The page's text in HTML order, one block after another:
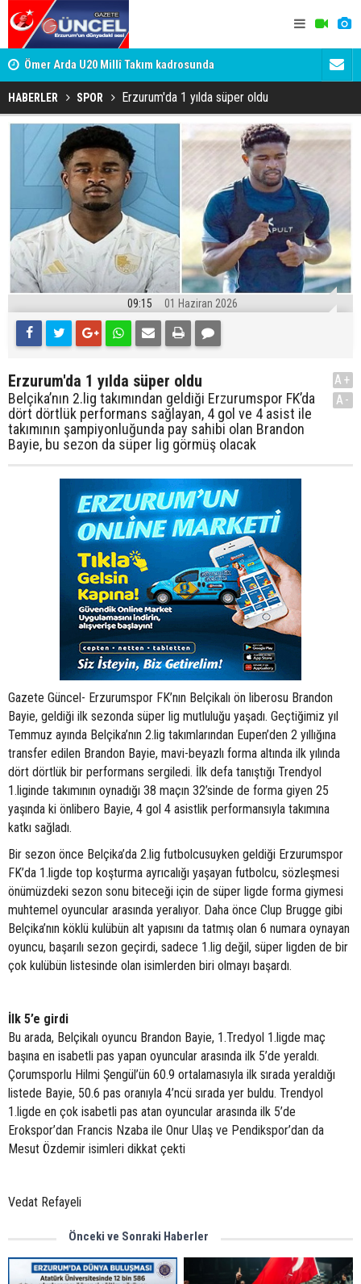
Ömer Arda U20 Millî Takım kadrosunda
HABERLER SPOR Erzurum'da 1 yılda süper oldu
09:15 01 Haziran 2026
Erzurum'da 1 yılda süper oldu
Belçika’nın 2.lig takımından geldiği Erzurumspor FK’da
dört dörtlük performans sağlayan, 4 gol ve 4 asist ile
takımının şampiyonluğunda pay sahibi olan Brandon
Bayie, bu sezon da süper lig görmüş olacak
A+
A-
Gazete Güncel- Erzurumspor FK’nın Belçikalı ön liberosu Brandon
Bayie, geldiği ilk sezonda süper lig mutluluğu yaşadı. Geçtiğimiz yıl
Temmuz ayında Belçika’nın 2.lig takımlarından Eupen’den 2 yıllığına
transfer edilen Brandon Bayie, mavi-beyazlı forma altında ilk yılında
dört dörtlük bir performans sergiledi. İlk defa tanıştığı Trendyol
1.liginde takımının oynadığı 38 maçın 32’sinde de forma giyen 25
yaşında ki önlibero Bayie, 4 gol 4 asistlik performansıyla takımına
katkı sağladı.
Bir sezon önce Belçika’da 2.lig futbolcusuyken geldiği Erzurumspor
FK’da 1.ligde top koşturma ayrıcalığı yaşayan futbolcu, sözleşmesi
önümüzdeki sezon sonu biteceği için de süper ligde forma giymesi
muhtemel oyuncular arasında yeralıyor. Daha önce Clup Brugge gibi
Belçika’nın köklü kulübün alt yapısını da tatmış olan 6 numara oynayan
oyuncu, başarılı sezon geçirdi, sadece 1.lig değil, süper ligden de bir
çok kulübün listesinde olan isimlerden biri olmayı başardı.
İlk 5’e girdi
Bu arada, Belçikalı oyuncu Brandon Bayie, 1.Tredyol 1.ligde maç
başına en isabetli pas yapan oyuncular arasında ilk 5’de yeraldı.
Çorumsporlu Hilmi Şengül’ün 60.9 ortalamasıyla ilk sırada yeraldığı
listede Bayie, 50.6 pas oranıyla 4’ncü sırada yer buldu. Trendyol
1.ligde en çok isabetli pas atan oyuncular arasında ilk 5’de
Erokspor’dan Francis Nzaba ile Onur Ulaş ve Pendikspor’dan da
Mesut Özdemir isimleri dikkat çekti
Vedat Refayeli
Önceki ve Sonraki Haberler